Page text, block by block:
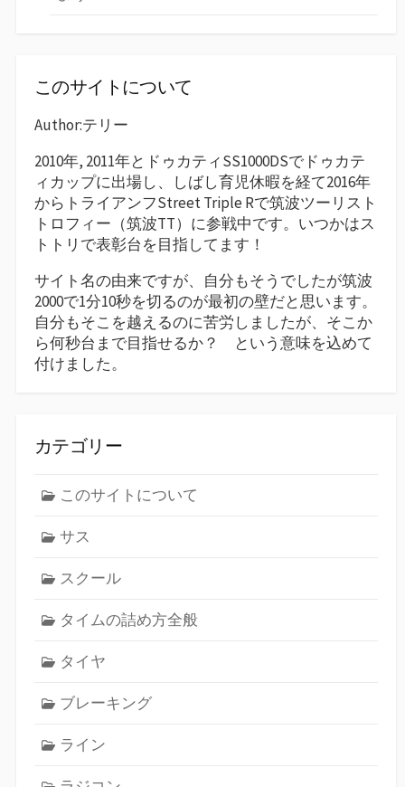
このサイトについて
Author:テリー
2010年, 2011年とドゥカティSS1000DSでドゥカテ
ィカップに出場し、しばし育児休暇を経て2016年
からトライアンフStreet Triple Rで筑波ツーリスト
トロフィー（筑波TT）に参戦中です。いつかはス
トトリで表彰台を目指してます！
サイト名の由来ですが、自分もそうでしたが筑波
2000で1分10秒を切るのが最初の壁だと思います。
自分もそこを越えるのに苦労しましたが、そこか
ら何秒台まで目指せるか？ という意味を込めて
付けました。
カテゴリー
このサイトについて
サス
スクール
タイムの詰め方全般
タイヤ
ブレーキング
ライン